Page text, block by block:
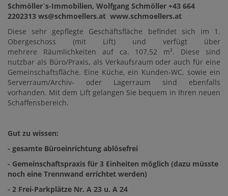
Schmöller`s-Immobilien, Wolfgang Schmöller +43 664
2202313 ws@schmoellers.at www.schmoellers.at
Diese sehr gepflegte Geschäftsfläche befindet sich im 1.
Obergeschoss (mit Lift) und verfügt über
mehrere Räumlichkeiten auf ca. 107,52 m². Diese sind
nutzbar als Büro/Praxis, als Verkaufsraum oder auch für eine
Gemeinschaftsfläche. Eine Küche, ein Kunden-WC, sowie ein
Serverraum/Archiv- oder Lagerraum sind ebenfalls
vorhanden. Mit dem Lift gelangen Sie bequem in Ihren neuen
Schaffensbereich.
Gut zu wissen:
- gesamte Büroeinrichtung ablösefrei
- Gemeinschaftspraxis für 3 Einheiten möglich (dazu müsste
noch eine Trennwand errichtet werden)
- 2 Frei-Parkplätze Nr. A 23 u. A 24